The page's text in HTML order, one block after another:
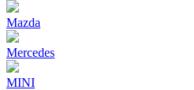
Mazda
Mercedes
MINI